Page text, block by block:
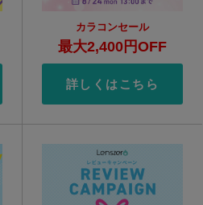
カラコンセール
最大2,400円OFF
詳しくはこちら